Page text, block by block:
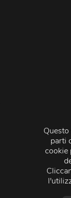
parti
cookie
Registro
Fiscale e
Credits: